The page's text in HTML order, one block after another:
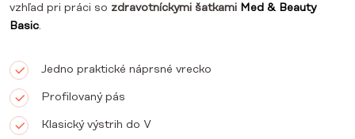
vzhľad pri práci so zdravotníckymi šatkami Med & Beauty
Basic.
Jedno praktické náprsné vrecko
Profilovaný pás
Klasický výstrih do V